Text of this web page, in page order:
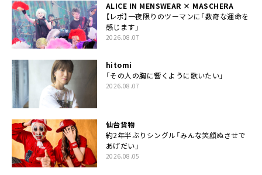
ALICE IN MENSWEAR × MASCHERA
【レポ】一夜限りのツーマンに「数奇な運命を
感じます」
2026.08.07
hitomi
「その人の胸に響くように歌いたい」
2026.08.07
仙台貨物
約2年半ぶりシングル「みんな笑顔ぬさせで
あげだい」
2026.08.05